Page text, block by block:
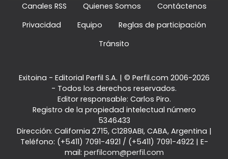
Canales RSS Quienes Somos
Contáctenos
Privacidad
Equipo
Reglas de participación
Tránsito
Exitoina - Editorial Perfil S.A. | © Perfil.com 2006-2026
- Todos los derechos reservados.
Editor responsable: Carlos Piro.
Registro de la propiedad intelectual número
5346433
Dirección: California 2715, C1289ABI, CABA, Argentina |
Teléfono: (+5411) 7091-4921 / (+5411) 7091-4922| E-
mail: perfilcom@perfil.com